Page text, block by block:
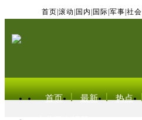
首页 滚动 国内 国际 军事 社会
首页 最新 热点